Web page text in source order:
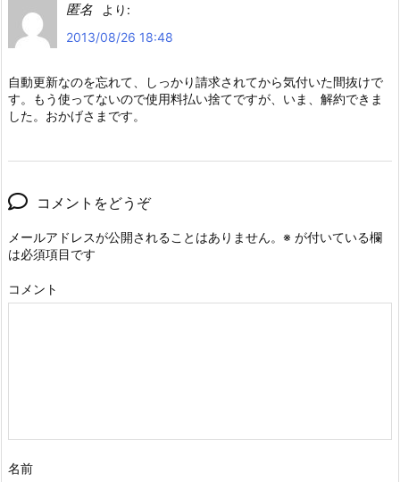
匿名
より:
2013/08/26 18:48
自動更新なのを忘れて、しっかり請求されてから気付いた間抜けで
す。もう使ってないので使用料払い捨てですが、いま、解約できま
した。おかげさまです。
コメントをどうぞ
メールアドレスが公開されることはありません。 ※ が付いている欄
は必須項目です
コメント
名前